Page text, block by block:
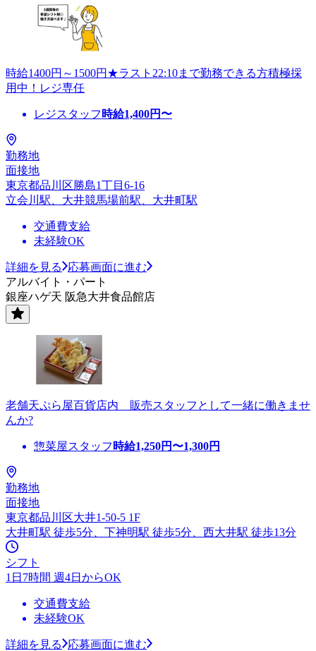
時給1400円～1500円★ラスト22:10まで勤務できる方積極採
用中！レジ専任
レジスタッフ 時給1,400円〜
勤務地
面接地
東京都品川区勝島1丁目6-16
立会川駅、大井競馬場前駅、大井町駅
交通費支給
未経験OK
詳細を見る
応募画面に進む
アルバイト・パート
銀座ハゲ天 阪急大井食品館店
老舗天ぷら屋百貨店内 販売スタッフとして一緒に働きませ
んか?
惣菜屋スタッフ 時給1,250円〜1,300円
勤務地
面接地
東京都品川区大井1-50-5 1F
大井町駅 徒歩5分、下神明駅 徒歩5分、西大井駅 徒歩13分
シフト
1日7時間 週4日からOK
交通費支給
未経験OK
詳細を見る
応募画面に進む